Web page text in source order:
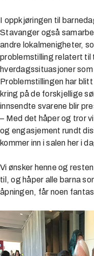
I oppkjøringen til
Stavanger også
andre lokalmenigheter,
problemstilling relatert til
hverdagssituasjoner
Problemstillingen har
kring på de forskjellige
innsendte svarene blir
– Med det håper og tror
og engasjement rundt
kommer inn i salen her i
Vi ønsker henne og
til, og håper alle barna
åpningen, får noen